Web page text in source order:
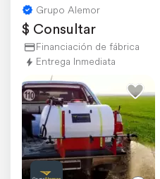
Grupo Alemor
$ Consultar
Financiación de fábrica
Entrega Inmediata